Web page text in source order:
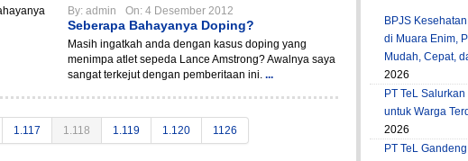
By: admin On: 4 Desember 2012
Seberapa Bahayanya Doping?
Masih ingatkah anda dengan kasus doping yang
menimpa atlet sepeda Lance Amstrong? Awalnya saya
sangat terkejut dengan pemberitaan ini. ...
1.117 1.118 1.119 1.120 1126
BPJS
di Muara Enim,
Mudah, Cepat,
2026
PT TeL
untuk Warga
2026
PT TeL